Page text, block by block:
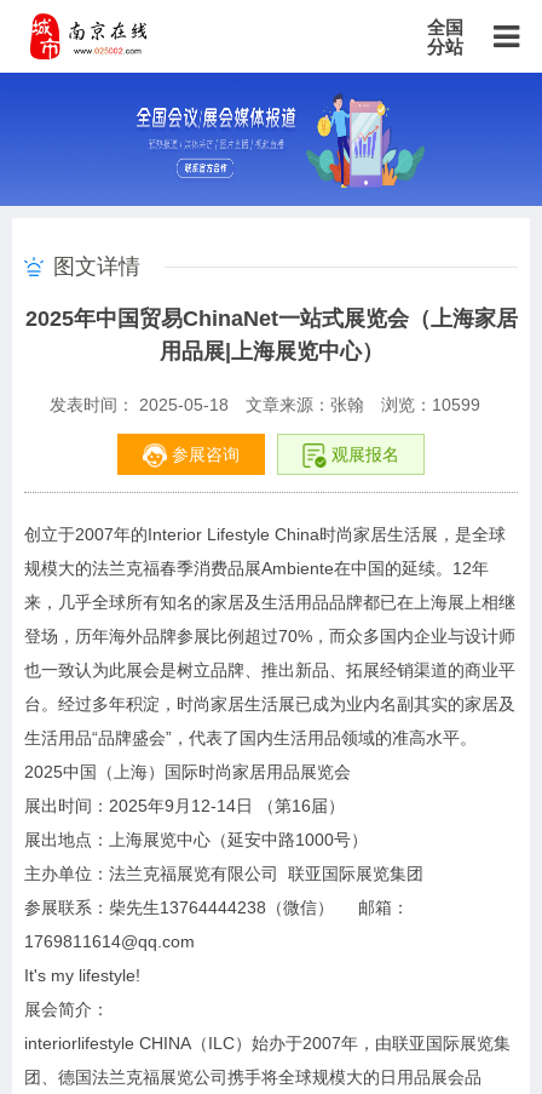
全国
分站
主站
广东站 重庆站 天津站 江苏站
河南站 河北站
甘肃站
新疆站
四川站
图文详情
2025年中国贸易ChinaNet一站式展览会（上海家居
用品展|上海展览中心）
发表时间： 2025-05-18 文章来源：张翰 浏览： 10599
参展咨询 观展报名
创立于2007年的Interior Lifestyle China时尚家居生活展，是全球
规模大的法兰克福春季消费品展Ambiente在中国的延续。12年
来，几乎全球所有知名的家居及生活用品品牌都已在上海展上相继
登场，历年海外品牌参展比例超过70%，而众多国内企业与设计师
也一致认为此展会是树立品牌、推出新品、拓展经销渠道的商业平
台。经过多年积淀，时尚家居生活展已成为业内名副其实的家居及
生活用品“品牌盛会”，代表了国内生活用品领域的准高水平。
2025中国（上海）国际时尚家居用品展览会
展出时间：2025年9月12-14日 （第16届）
展出地点：上海展览中心（延安中路1000号）
主办单位：法兰克福展览有限公司 联亚国际展览集团
参展联系：柴先生13764444238（微信） 邮箱：
1769811614@qq.com
It's my lifestyle!
展会简介：
interiorlifestyle CHINA（ILC）始办于2007年，由联亚国际展览集
团、德国法兰克福展览公司携手将全球规模大的日用品展会品